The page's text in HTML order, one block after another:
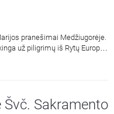
pranešimai Medžiugorėje.
už piligrimų iš Rytų Europos
Švč. Sakramento